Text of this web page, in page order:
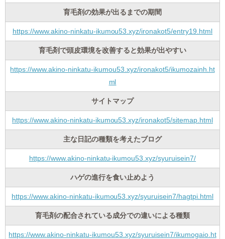
育毛剤の効果が出るまでの期間
https://www.akino-ninkatu-ikumou53.xyz/ironakot5/entry19.html
育毛剤で頭皮環境を改善すると効果が出やすい
https://www.akino-ninkatu-ikumou53.xyz/ironakot5/ikumozainh.ht
ml
サイトマップ
https://www.akino-ninkatu-ikumou53.xyz/ironakot5/sitemap.html
主な日記の種類を考えたブログ
https://www.akino-ninkatu-ikumou53.xyz/syuruisein7/
ハゲの進行を食い止めよう
https://www.akino-ninkatu-ikumou53.xyz/syuruisein7/hagtpi.html
育毛剤の配合されている成分での違いによる種類
https://www.akino-ninkatu-ikumou53.xyz/syuruisein7/ikumogaio.ht